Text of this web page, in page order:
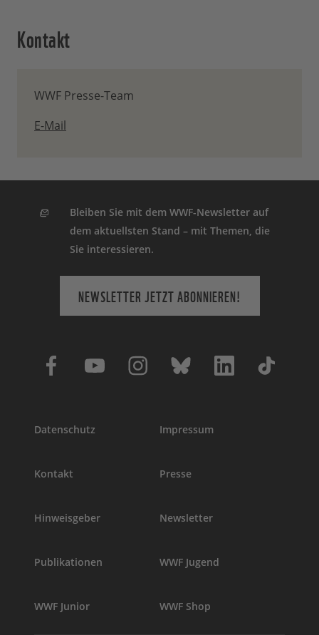
Kontakt
WWF Presse-Team
E-Mail
Bleiben Sie mit dem WWF-Newsletter auf
dem aktuellsten Stand – mit Themen, die
Sie interessieren.
NEWSLETTER JETZT ABONNIEREN!
Datenschutz Impressum
Kontakt Presse
Hinweisgeber Newsletter
Publikationen WWF Jugend
WWF Junior WWF Shop